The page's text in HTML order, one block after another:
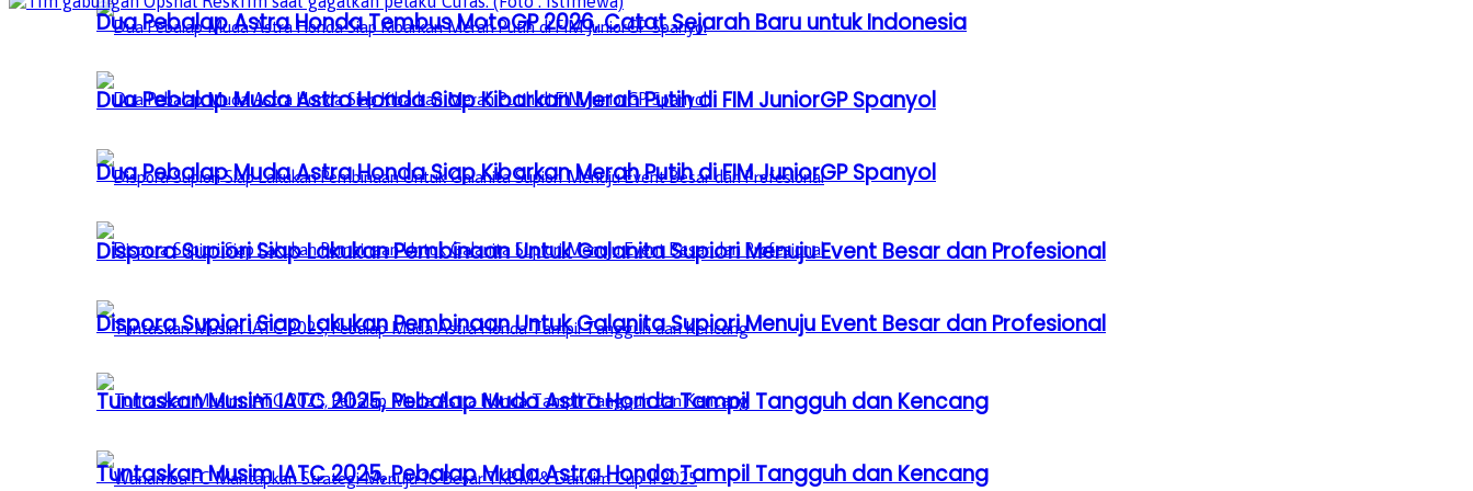
Dua Pebalap Muda Astra Honda Siap Kibarkan Merah Putih di FIM JuniorGP Spanyol
Dispora Supiori Siap Lakukan Pembinaan Untuk Galanita Supiori Menuju Event Besar dan Profesional
Tuntaskan Musim IATC 2025, Pebalap Muda Astra Honda Tampil Tangguh dan Kencang
Dua Pebalap Astra Honda Tembus MotoGP 2026, Catat Sejarah Baru untuk Indonesia
Dua Pebalap Muda Astra Honda Siap Kibarkan Merah Putih di FIM JuniorGP Spanyol
Dispora Supiori Siap Lakukan Pembinaan Untuk Galanita Supiori Menuju Event Besar dan Profesional
Tuntaskan Musim IATC 2025, Pebalap Muda Astra Honda Tampil Tangguh dan Kencang